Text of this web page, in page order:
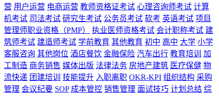
营 用户运营 电商运营 教师资格证考试 心理咨询师考试 计算
机考试 司法考试 研究生考试 公务员考试 软考 英语考试 项目
管理师职业资格（PMP）
执业医师资格考试 会计职称考试 建
筑师考试 建造师考试 学前教育 其他教育 初中 高中 大学 小学
客服咨询 其他岗位 酒店餐饮 金融保险 汽车出行 教育培训
加
工制造 商务销售 媒体出版 法律法务 房地产建筑 医疗保健 物
流快递 团建培训 技能提升 入职离职 OKR-KPI 组织结构 采购
管理 会议纪要 SOP 成本管控 销售管理 面试技巧 计划总结 综